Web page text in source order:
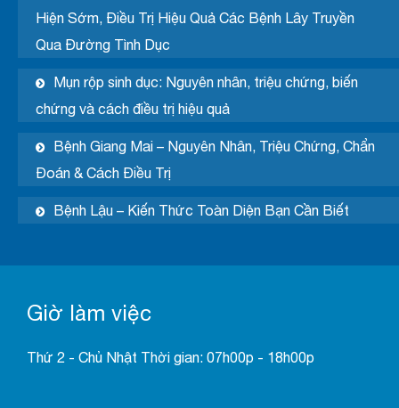
Hiện Sớm, Điều Trị Hiệu Quả Các Bệnh Lây Truyền
Qua Đường Tình Dục
Mụn rộp sinh dục: Nguyên nhân, triệu chứng, biến
chứng và cách điều trị hiệu quả
Bệnh Giang Mai – Nguyên Nhân, Triệu Chứng, Chẩn
Đoán & Cách Điều Trị
Bệnh Lậu – Kiến Thức Toàn Diện Bạn Cần Biết
Giờ làm việc
Thứ 2 - Chủ Nhật Thời gian: 07h00p - 18h00p